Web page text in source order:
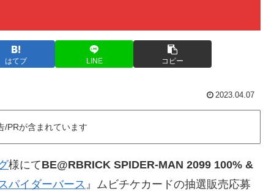
はてブ LINE コピー
2023.04.07
/PRが含まれています
様にてBE@RBRICK SPIDER-MAN 2099 100% &
パイダーバース 』ムビチケカードの抽選販売応募